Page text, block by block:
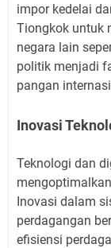
impor kedelai
Tiongkok untuk
negara lain
politik menjadi
pangan
Inovasi
Teknologi dan
Inovasi dalam
perdagangan
efisiensi